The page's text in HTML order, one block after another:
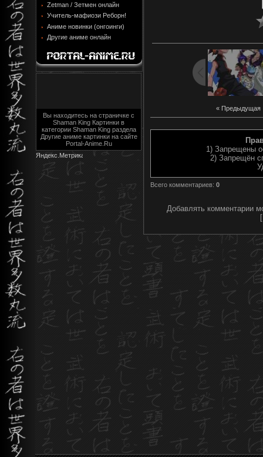
Zetman / Зетмен онлайн
Учитель-мафиози Реборн!
Аниме новинки (онгоинги)
Другие аниме онлайн
Вы находитесь на страничке с
Shaman King Картинки в
категории Shaman King раздела
Другие аниме картинки на сайте
Portal-Anime.Ru
« Предыдущая
1) Запрещены
2) Запрещён
Всего комментариев: 0
Добавлять комментарии